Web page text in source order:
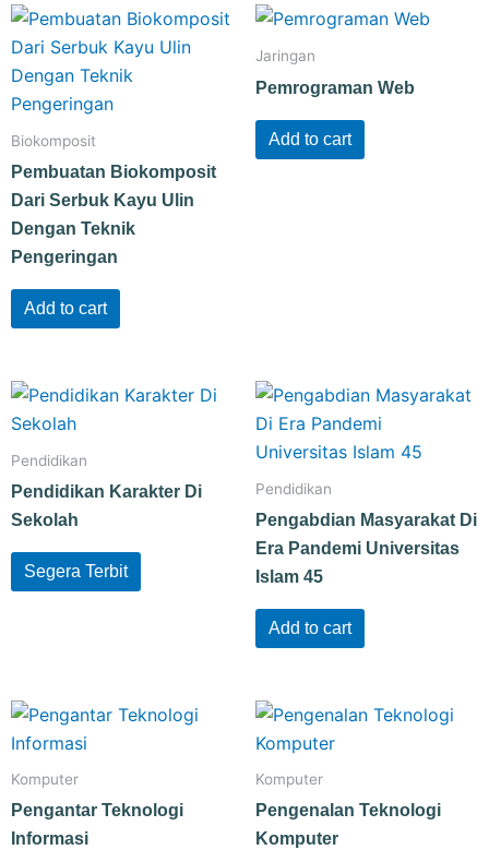
Biokomposit
Pembuatan Biokomposit
Dari Serbuk Kayu Ulin
Dengan Teknik
Pengeringan
Add to cart
Jaringan
Pemrograman Web
Add to cart
Pendidikan
Pendidikan Karakter Di
Sekolah
Segera Terbit
Pendidikan
Pengabdian Masyarakat Di
Era Pandemi Universitas
Islam 45
Add to cart
Komputer
Pengantar Teknologi
Informasi
Komputer
Pengenalan Teknologi
Komputer